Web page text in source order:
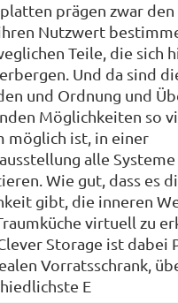
prägen zwar
Nutzwert
Teile, die sich
Und da sind
und Ordnung und
Möglichkeiten so
möglich ist, in einer
alle Systeme
Wie gut, dass es
gibt, die inneren
virtuell zu
Storage ist dabei
Vorratsschrank,
E